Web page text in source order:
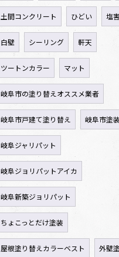
土間コンクリート ひどい 塩
白壁 シーリング 軒天
ツートンカラー マット
岐阜市の塗り替えオススメ業者
岐阜市戸建て塗り替え 岐阜市塗
岐阜ジャリパット
岐阜ジョリパットアイカ
岐阜新築ジョリパット
ちょこっとだけ塗装
屋根塗り替えカラーベスト 外壁